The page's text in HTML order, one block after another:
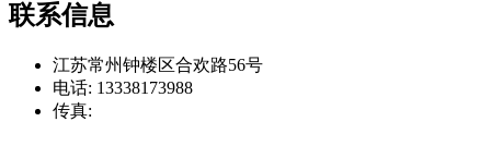
联系信息
江苏常州钟楼区合欢路56号
电话: 13338173988
传真: